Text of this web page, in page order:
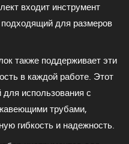
входит инструмент
для размеров
также поддерживает эти
в каждой работе. Этот
использования с
трубами,
гибкость и надежность.